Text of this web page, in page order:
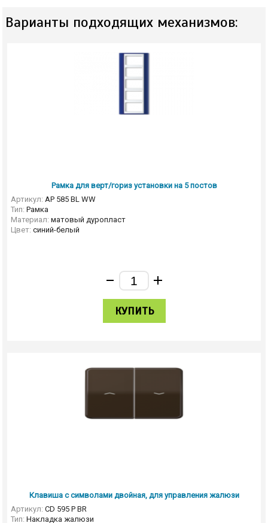
Варианты подходящих механизмов:
Рамка для верт/гориз установки на 5 постов
Артикул: AP 585 BL WW
Тип: Рамка
Материал: матовый дуропласт
Цвет: синий-белый
КУПИТЬ
Клавиша с символами двойная, для управления жалюзи
Артикул: CD 595 P BR
Тип: Накладка жалюзи